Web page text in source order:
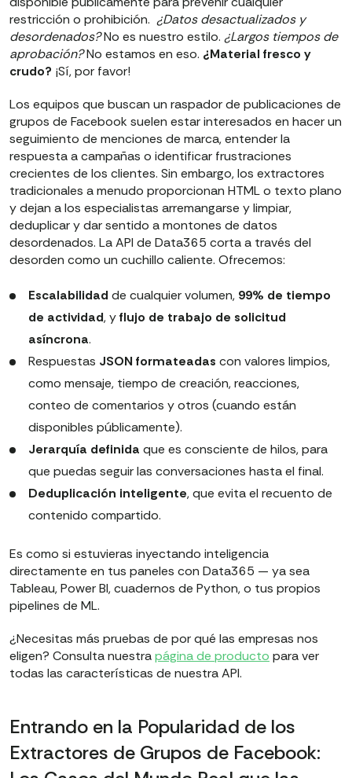
restricción o prohibición. ¿Datos desactualizados y
desordenados?No es nuestro estilo. ¿Largos tiempos de
aprobación?No estamos en eso. ¿Material fresco y
crudo? ¡Sí, por favor!
Los equipos que buscan un raspador de publicaciones de
grupos de Facebook suelen estar interesados en hacer un
seguimiento de menciones de marca, entender la
respuesta a campañas o identificar frustraciones
crecientes de los clientes. Sin embargo, los extractores
tradicionales a menudo proporcionan HTML o texto plano
y dejan a los especialistas arremangarse y limpiar,
deduplicar y dar sentido a montones de datos
desordenados. La API de Data365 corta a través del
desorden como un cuchillo caliente. Ofrecemos:
Escalabilidad de cualquier volumen, 99% de tiempo
de actividad, yflujo de trabajo de solicitud
asíncrona.
Respuestas JSON formateadas con valores limpios,
como mensaje, tiempo de creación, reacciones,
conteo de comentarios y otros (cuando están
disponibles públicamente).
Jerarquía definida que es consciente de hilos, para
que puedas seguir las conversaciones hasta el final.
Deduplicación inteligente, que evita el recuento de
contenido compartido.
Es como si estuvieras inyectando inteligencia
directamente en tus paneles con Data365 — ya sea
Tableau, Power BI, cuadernos de Python, o tus propios
pipelines de ML.
¿Necesitas más pruebas de por qué las empresas nos
eligen? Consulta nuestrapágina de producto para ver
todas las características de nuestra API.
Entrando en la Popularidad de los
Extractores de Grupos de Facebook: